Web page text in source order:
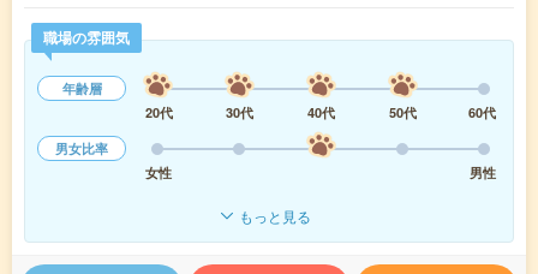
職場の雰囲気
年齢層
20代
30代 40代 50代
60代
男女比率
女性
男性
もっと見る